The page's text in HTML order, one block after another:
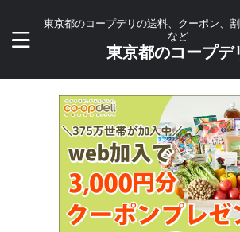
東京都のコープデリの送料、クーポン、
など
東京都のコープデ